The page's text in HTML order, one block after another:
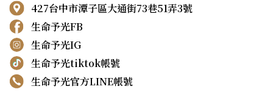
427台中市潭子區大通街73巷51弄3號
生命予光FB
生命予光IG
生命予光tiktok帳號
生命予光官方LINE帳號